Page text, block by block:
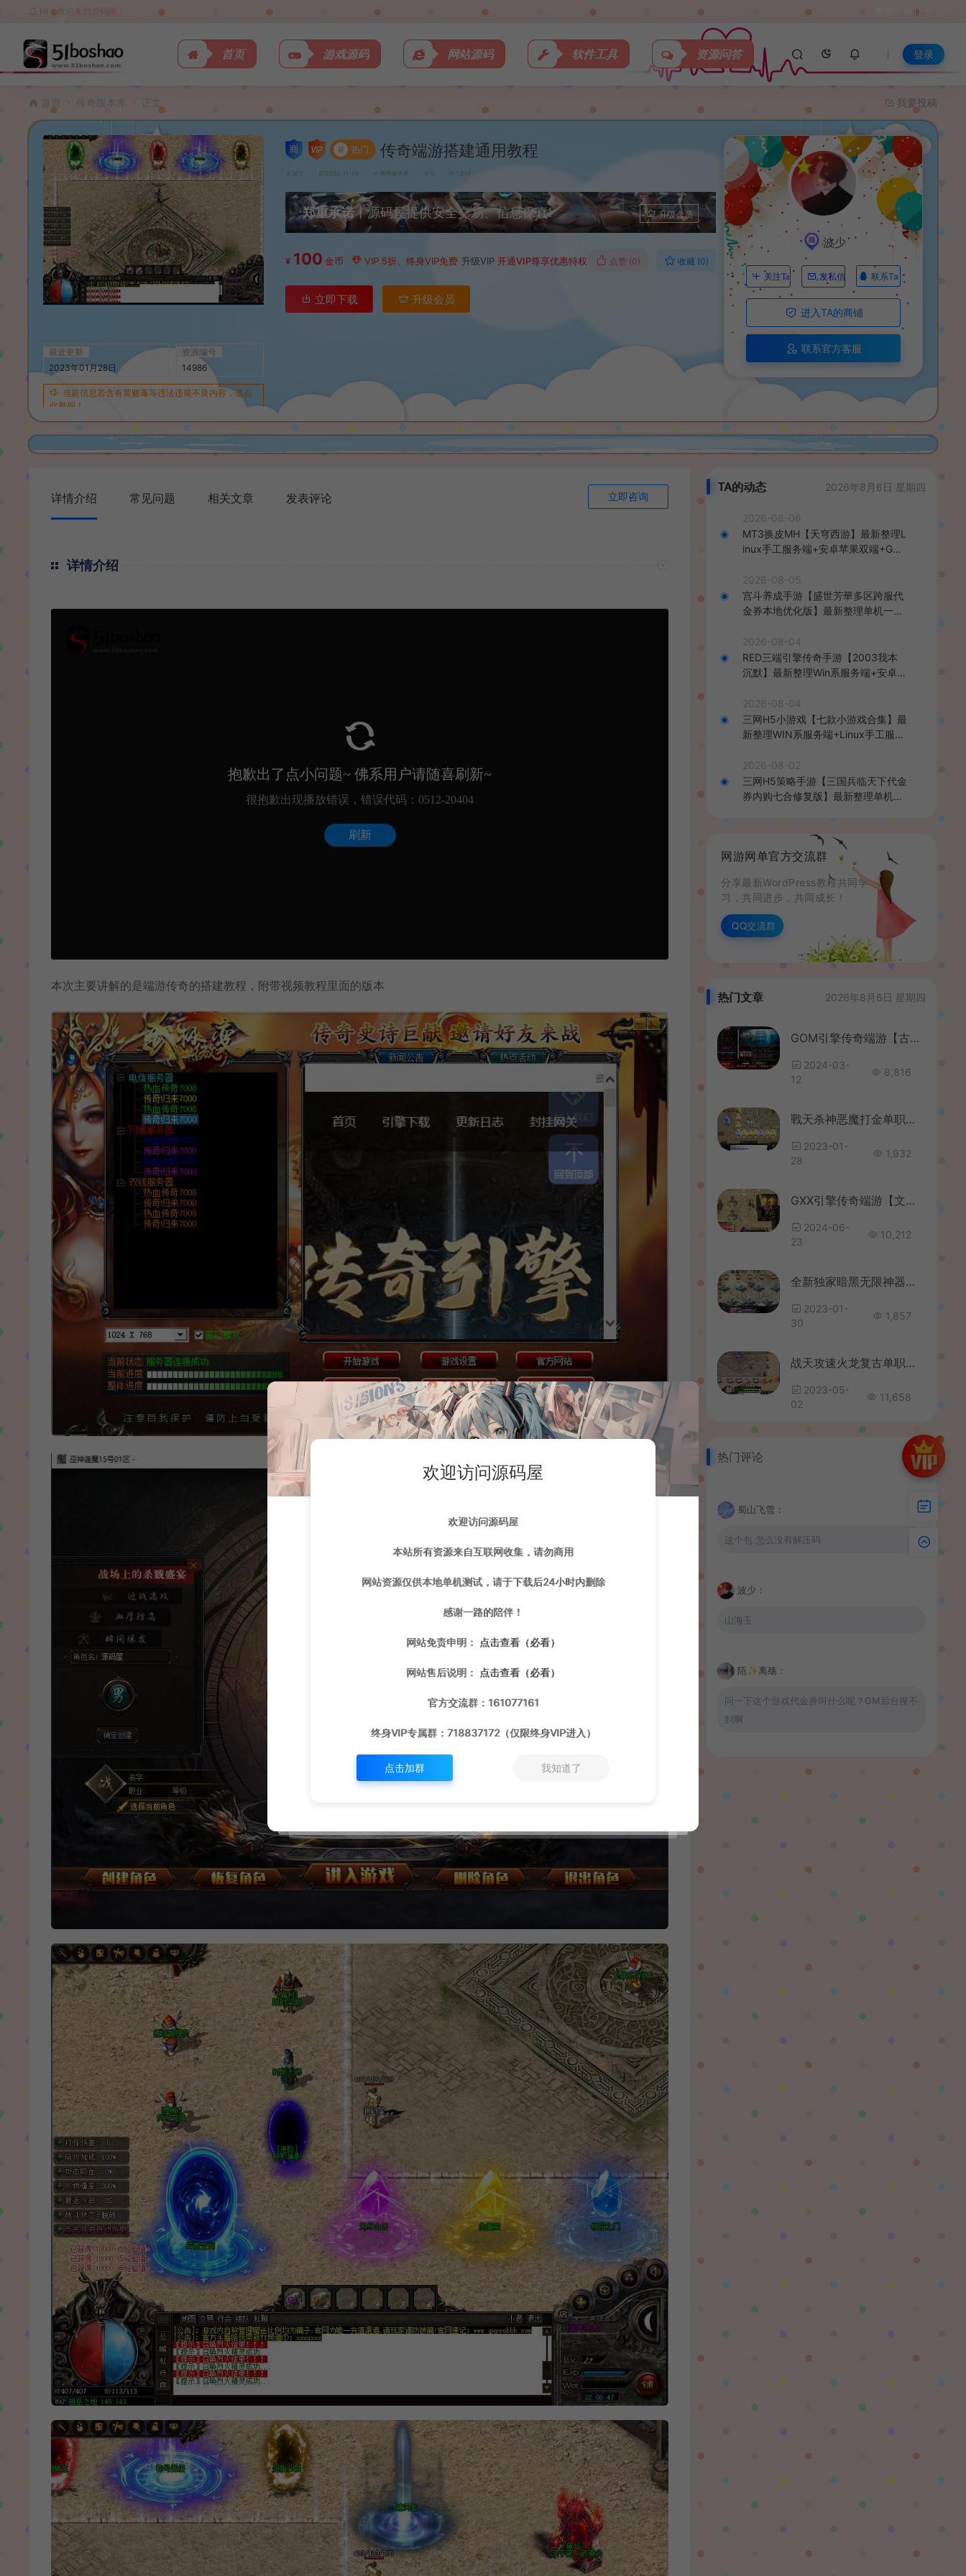
HI，欢迎来到源码屋！ 关于我们
首页 游戏源码 网站源码 软件工具 资源问答 登录
首页 传奇版本库 正文 我要投稿
最近更新
2023年01月28日
资源编号
14986
当前信息若含有黄赌毒等违法违规不良内容，请点
此举报！
# 热门 传奇端游搭建通用教程
波少 2022-11-28 传奇版本库 0 1,956
郑重承诺丨源码屋提供安全交易、信息保真! 升级会员
¥ 100 金币 VIP 5折、终身VIP免费 升级VIP 开通VIP尊享优惠特权 点赞 (0) 收藏 (0)
立即下载 升级会员
波少
关注Ta 发私信 联系Ta
进入TA的商铺
联系官方客服
详情介绍 常见问题 相关文章 发表评论 立即咨询
详情介绍
本次主要讲解的是端游传奇的搭建教程，附带视频教程里面的版本
TA的动态 2026年8月6日 星期四
2026-08-06
MT3换皮MH【天穹西游】最新整理L
inux手工服务端+安卓苹果双端+GM
教程
2026-08-05
宫斗养成手游【盛世芳華多区跨服代
金券本地优化版】最新整理单机一键
后台+安卓+详细搭建教程
2026-08-04
RED三端引擎传奇手游【2003我本
沉默】最新整理Win系服务端+安卓苹
2026-08-04
三网H5小游戏【七款小游戏合集】最
新整理WIN系服务端+Linux手工服务
2026-08-02
三网H5策略手游【三国兵临天下代金
券内购七合修复版】最新整理单机一
理后台+GM授权后台+简易安卓客户
端+详细搭建教程+视频教程
网游网单官方交流群
分享最新WordPress教程共同学
习，共同进步，共同成长！
QQ交流群
热门文章 2026年8月6日 星期四
GOM引擎传奇端游【古墓之昆仑神宫9大陆群服通关修复版】最新整理WIN系服务端+配套补丁网站+详细搭建教程+视频教程
2024-03-
12
8,816
戰天杀神恶魔打金单职业变态传奇版本【Gom引擎】
2023-01-
28
1,932
GXX引擎传奇端游【文龙探秘HD高清版】最新整理WIN系服务端+配套补丁+详细搭建教程
2024-06-
23
10,212
全新独家暗黑无限神器雇佣兵系统三职业传奇版本【Gee引擎】
2023-01-
30
1,857
战天攻速火龙复古单职业传奇带假人版本【Gom引擎】
2023-05-
02
11,658
热门评论
蜀山飞雪：
这个包 怎么没有解压码
波少：
山海玉
陌✨离殇：
问一下这个游戏代金券叫什么呢？GM后台搜不
到啊
66666666666666
欢迎访问源码屋
欢迎访问源码屋
本站所有资源来自互联网收集，请勿商用
网站资源仅供本地单机测试，请于下载后24小时内删除
感谢一路的陪伴！
网站免责申明： 点击查看（必看）
网站售后说明： 点击查看（必看）
官方交流群：161077161
终身VIP专属群：718837172（仅限终身VIP进入）
点击加群 我知道了